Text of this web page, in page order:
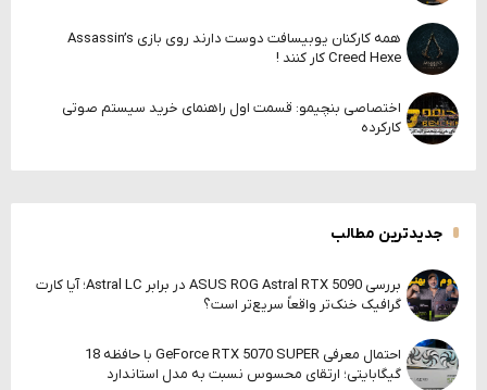
همه کارکنان یوبیسافت دوست دارند روی بازی Assassin’s
Creed Hexe کار کنند !
اختصاصی بنچیمو: قسمت اول راهنمای خرید سیستم صوتی
کارکرده
جدیدترین مطالب
بررسی ASUS ROG Astral RTX 5090 در برابر Astral LC؛ آیا کارت
گرافیک خنک‌تر واقعاً سریع‌تر است؟
احتمال معرفی GeForce RTX 5070 SUPER با حافظه 18
گیگابایتی؛ ارتقای محسوس نسبت به مدل استاندارد